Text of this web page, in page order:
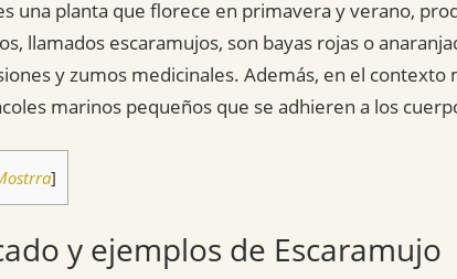
una planta que florece en primavera y verano,
llamados escaramujos, son bayas rojas o
y zumos medicinales. Además, en el contexto
marinos pequeños que se adhieren a los
]
y ejemplos de Escaramujo